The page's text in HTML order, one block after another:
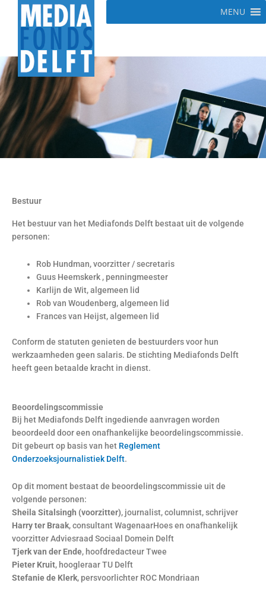
MENU
Bestuur
Het bestuur van het Mediafonds Delft bestaat uit de volgende
personen:
Rob Hundman, voorzitter / secretaris
Guus Heemskerk , penningmeester
Karlijn de Wit, algemeen lid
Rob van Woudenberg, algemeen lid
Frances van Heijst, algemeen lid
Conform de statuten genieten de bestuurders voor hun
werkzaamheden geen salaris. De stichting Mediafonds Delft
heeft geen betaalde kracht in dienst.
Beoordelingscommissie
Bij het Mediafonds Delft ingediende aanvragen worden
beoordeeld door een onafhankelijke beoordelingscommissie.
Dit gebeurt op basis van het Reglement
Onderzoeksjournalistiek Delft.
Op dit moment bestaat de beoordelingscommissie uit de
volgende personen:
Sheila Sitalsingh (voorzitter), journalist, columnist, schrijver
Harry ter Braak, consultant WagenaarHoes en onafhankelijk
voorzitter Adviesraad Sociaal Domein Delft
Tjerk van der Ende, hoofdredacteur Twee
Pieter Kruit, hoogleraar TU Delft
Stefanie de Klerk, persvoorlichter ROC Mondriaan